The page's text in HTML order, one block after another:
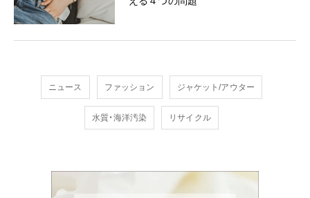
ニュース ファッション ジャケット/アウター
水質・海洋汚染 リサイクル